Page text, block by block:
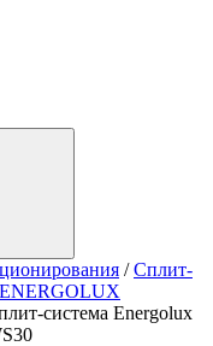
/ Сплит-
ENERGOLUX
система Energolux